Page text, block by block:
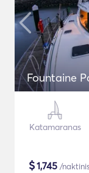
Fountaine
Katamaranas
$1,745 /naktinis